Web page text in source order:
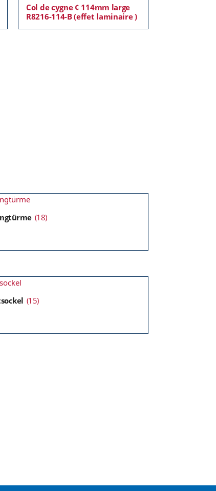
Col de cygne ¢ 114mm large
R8216-114-B (effet laminaire )
(18)
(15)